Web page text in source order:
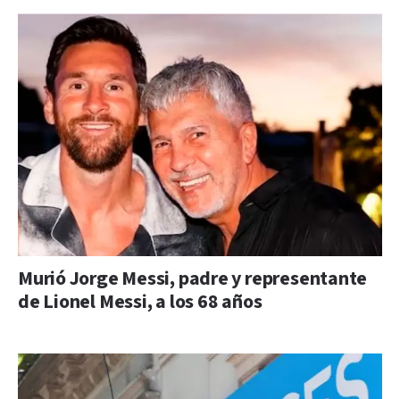
Murió Jorge Messi, padre y representante
de Lionel Messi, a los 68 años